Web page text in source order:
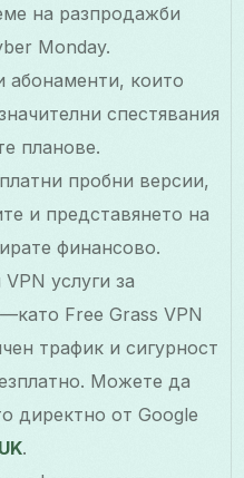
на разпродажби
Monday.
абонаменти, които
спестявания
планове.
пробни версии,
и представянето на
финансово.
услуги за
Free Grass VPN
трафик и сигурност
Можете да
директно от Google
.